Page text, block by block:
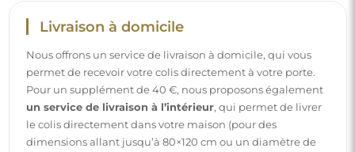
Livraison à domicile
Nous offrons un service de livraison à domicile, qui vous
permet de recevoir votre colis directement à votre porte.
Pour un supplément de 40 €, nous proposons également
un service de livraison à l’intérieur, qui permet de livrer
le colis directement dans votre maison (pour des
dimensions allant jusqu’à 80×120 cm ou un diamètre de